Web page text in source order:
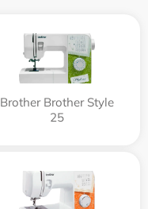
Brother Brother Style
25